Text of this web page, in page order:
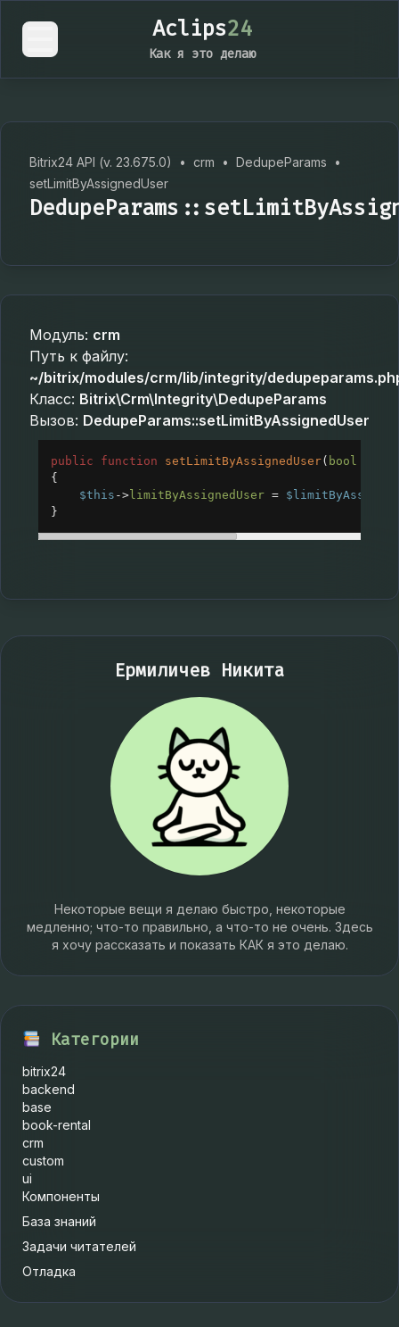
Aclips24
Как я это делаю
Bitrix24 API (v. 23.675.0) • crm • DedupeParams
•
setLimitByAssignedUser
Модуль: crm
Путь к файлу:
~/bitrix/modules/crm/lib/integrity/
Класс: Bitrix\Crm\Integrity\DedupeParams
Вызов: DedupeParams::setLimitByAssignedUser
public function setLimitByAssignedUser( bool
{
$this -> limitByAssignedUser =
}
Ермиличев Никита
Некоторые вещи я делаю быстро, некоторые
медленно; что-то правильно, а что-то не очень. Здесь
я хочу рассказать и показать КАК я это делаю.
Категории
bitrix24
backend
base
book-rental
crm
custom
ui
Компоненты
База знаний
Задачи читателей
Отладка